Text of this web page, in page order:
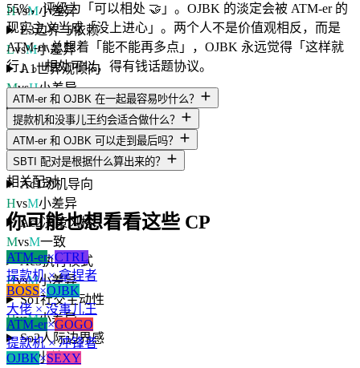
HvsM小差异
E3边界与依赖
LvsM小差异
A1世界观倾向
MvsH小差异
A2规则与灵活度
LvsH大差异
A3人生意义感
LvsM 小差异
Ac1动机导向
HvsM小差异
Ac2决策风格
MvsM一致
Ac3执行模式
HvsM小差异
So1社交主动性
HvsM小差异
So2人际边界感
LvsM小差异
55%，评级为「可以相处 🤝」。OJBK 的淡定会被 ATM-er 的
现实主义当成「没上进心」。两个人不是价值观相反，而是
ATM-er 总想着「能不能再多点」，OJBK 永远觉得「这样就
行」。相处可以，得有钱话题协议。
ATM-er 和 OJBK 在一起最容易吵什么？
提款机和没事儿王约会适合做什么？
ATM-er 和 OJBK 可以走到最后吗？
SBTI 配对是根据什么算出来的？
相关配对
你可能也想看看这些 CP
ATM-er×CTRL
提款机 × 拿捏者
BOSS×OJBK
大佬 × 没事儿王
ATM-er×GOGO
提款机 × 冲锋者
OJBK×SEXY